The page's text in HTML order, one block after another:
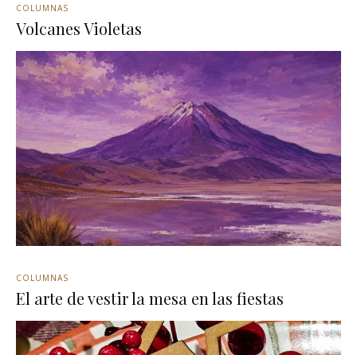
COLUMNAS
Volcanes Violetas
COLUMNAS
El arte de vestir la mesa en las fiestas